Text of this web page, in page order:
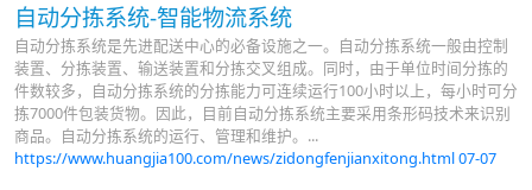
自动分拣系统-智能物流系统
自动分拣系统是先进配送中心的必备设施之一。自动分拣系统一般由控制
装置、分拣装置、输送装置和分拣交叉组成。同时，由于单位时间分拣的
件数较多，自动分拣系统的分拣能力可连续运行100小时以上，每小时可分
拣7000件包装货物。因此，目前自动分拣系统主要采用条形码技术来识别
商品。自动分拣系统的运行、管理和维护。...
https://www.huangjia100.com/news/zidongfenjianxitong.html07-07